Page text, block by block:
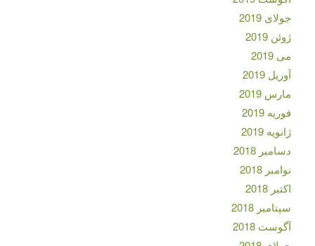
جولای 2019
ژوئن 2019
می 2019
آوریل 2019
مارس 2019
فوریه 2019
ژانویه 2019
دسامبر 2018
نوامبر 2018
اکتبر 2018
سپتامبر 2018
آگوست 2018